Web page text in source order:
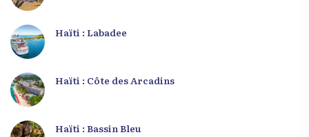
Haïti : Labadee
Haïti : Côte des Arcadins
Haïti : Bassin Bleu